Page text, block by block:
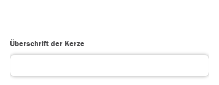
Überschrift der Kerze